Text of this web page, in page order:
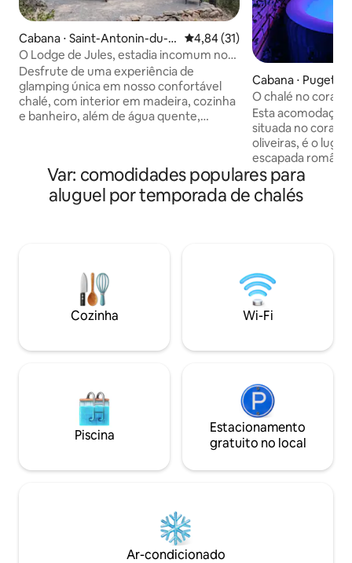
Cabana ⋅ Saint-Antonin-du-V
ar
4,84 de uma avaliação média
4,84 (31)
O Lodge de Jules, estadia incomum no
coração do Var
Desfrute de uma experiência de
glamping única em nosso confortável
chalé, com interior em madeira, cozinha
e banheiro, além de água quente,
ao Jules' Lodge, uma acomodação
incomum situada entre vinhedos,
florestas e colinas provençais. Desfrute
para permitir que você desacelere,
respire e saboreie o momento.
Cabana ⋅ Puget-
O chalé no
Esta
situada no
oliveiras, é o
escapada
spa à noite,
de mesa,
Churrasqueira,
Fi, Netflix e
Descubra nosso
opções,
para você ✨
Var: comodidades populares para
aluguel por temporada de chalés
Cozinha Wi-Fi
Piscina
Estacionamento
gratuito no local
Ar-condicionado